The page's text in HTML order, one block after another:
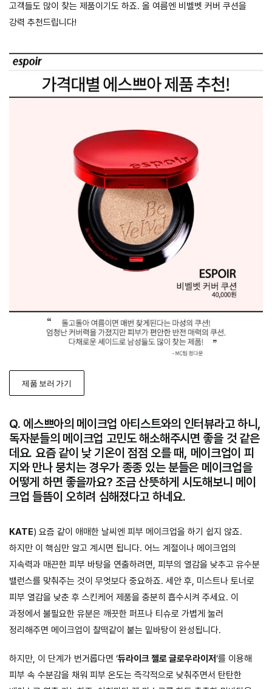
고객들도 많이 찾는 제품이기도 하죠. 올 여름엔 비벨벳 커버 쿠션을
강력 추천드립니다!
제품 보러 가기
Q. 에스쁘아의 메이크업 아티스트와의 인터뷰라고 하니,
독자분들의 메이크업 고민도 해소해주시면 좋을 것 같은
데요. 요즘 같이 낮 기온이 점점 오를 때, 메이크업이 피
지와 만나 뭉치는 경우가 종종 있는 분들은 메이크업을
어떻게 하면 좋을까요? 조금 산뜻하게 시도해보니 메이
크업 들뜸이 오히려 심해졌다고 하네요.
KATE) 요즘 같이 애매한 날씨엔 피부 메이크업을 하기 쉽지 않죠.
하지만 이 핵심만 알고 계시면 됩니다. 어느 계절이나 메이크업의
지속력과 매끈한 피부 바탕을 연출하려면, 피부의 열감을 낮추고 유수분
밸런스를 맞춰주는 것이 무엇보다 중요하죠. 세안 후, 미스트나 토너로
피부 열감을 낮춘 후 스킨케어 제품을 충분히 흡수시켜 주세요. 이
과정에서 불필요한 유분은 깨끗한 퍼프나 티슈로 가볍게 눌러
정리해주면 메이크업이 찰떡같이 붙는 밑바탕이 완성됩니다.
하지만, 이 단계가 번거롭다면 ‘듀라이크 젤로 글로우라이저‘를 이용해
피부 속 수분감을 채워 피부 온도는 즉각적으로 낮춰주면서 탄탄한